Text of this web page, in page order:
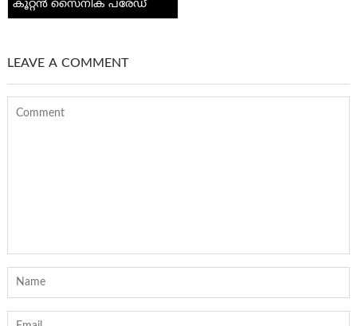
കൂറ്റന്‍ സൈനിക പരേഡ്
LEAVE A COMMENT